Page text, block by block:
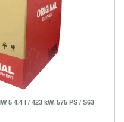
5 4.4 l / 423 kW, 575 PS / S63